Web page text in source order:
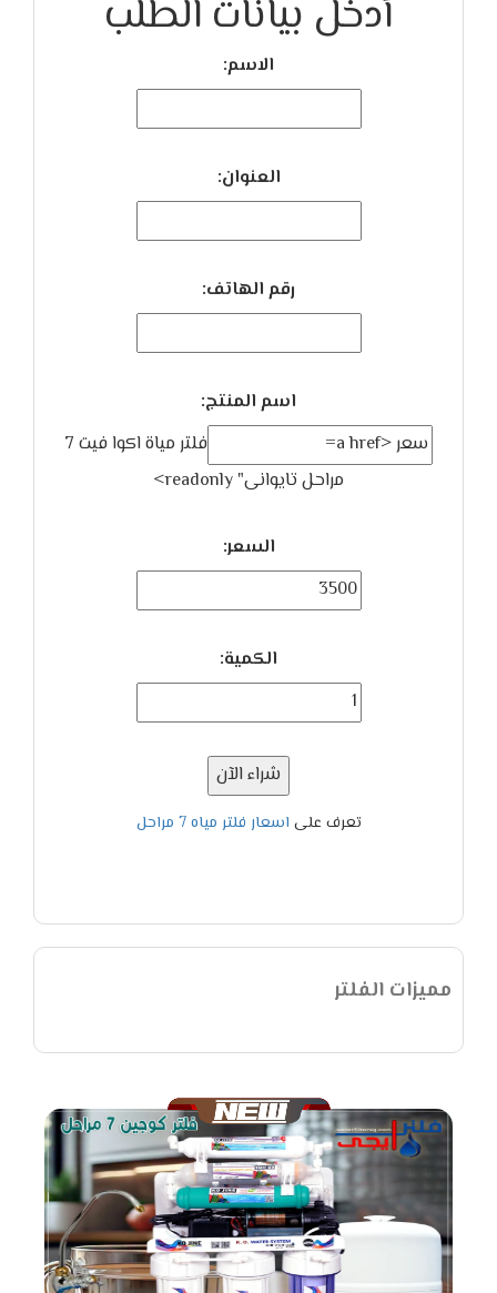
أدخل بيانات الطلب
الاسم:
العنوان:
رقم الهاتف:
اسم المنتج:
فلتر مياة اكوا فيت 7
مراحل تايوانى" readonly>
السعر:
الكمية:
شراء الآن
تعرف على اسعار فلتر مياه 7 مراحل
مميزات الفلتر